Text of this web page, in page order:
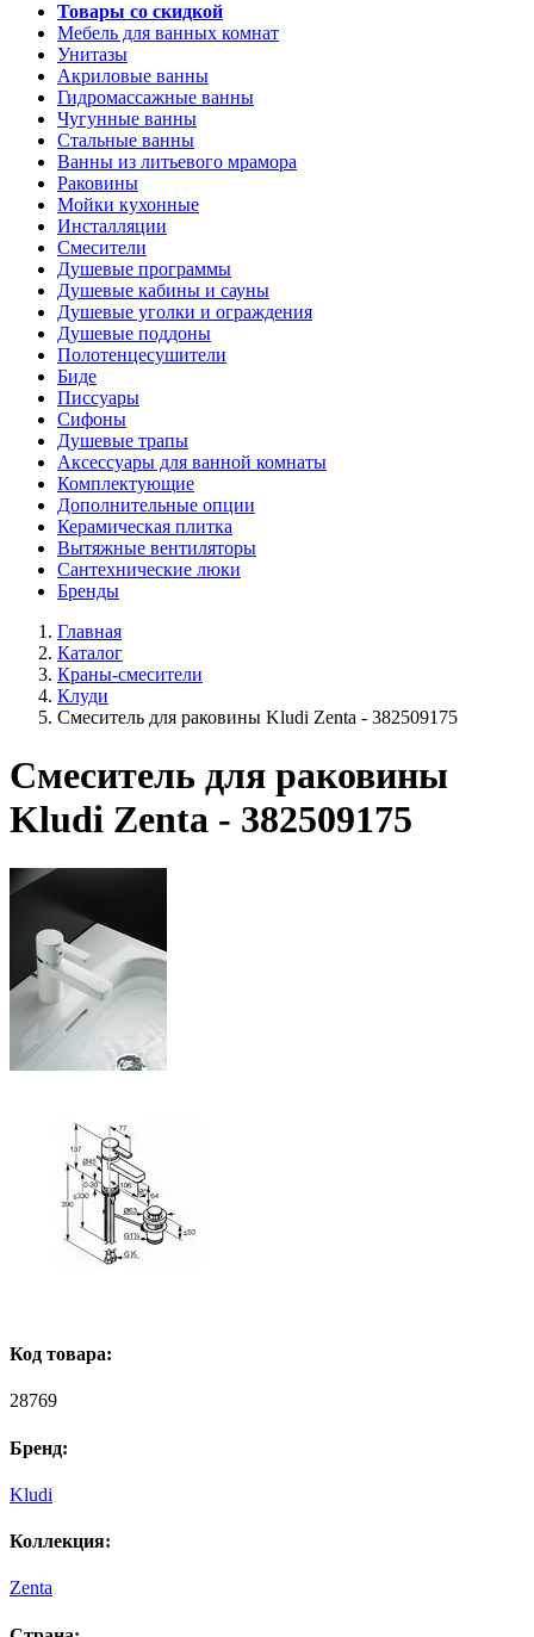
Товары со скидкой
Мебель для ванных комнат
Унитазы
Акриловые ванны
Гидромассажные ванны
Чугунные ванны
Стальные ванны
Ванны из литьевого мрамора
Раковины
Мойки кухонные
Инсталляции
Смесители
Душевые программы
Душевые кабины и сауны
Душевые уголки и ограждения
Душевые поддоны
Полотенцесушители
Биде
Писсуары
Сифоны
Душевые трапы
Аксессуары для ванной комнаты
Комплектующие
Дополнительные опции
Керамическая плитка
Вытяжные вентиляторы
Сантехнические люки
Бренды
Главная
Каталог
Краны-смесители
Клуди
Смеситель для раковины Kludi Zenta - 382509175
Смеситель для раковины
Kludi Zenta - 382509175
Код товара:
28769
Бренд:
Kludi
Коллекция:
Zenta